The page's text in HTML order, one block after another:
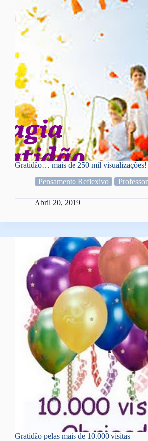
Gratidão… mais de 250 mil visualizações!
Pensamento Reflexivo
Professor
Abril 20, 2019
Gratidão pelas mais de 10.000 visitas